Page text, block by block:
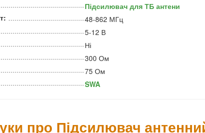
Підсилювач для ТБ антени
48-862 МГц
5-12 В
Ні
300 Ом
75 Ом
SWA
про Підсилювач